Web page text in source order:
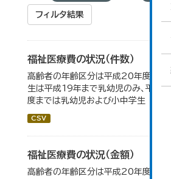
フィルタ結果
福祉医療費の状況（件数）
高齢者の年齢区分は平成20年度から
生は平成19年まで乳幼児のみ、平成
度までは乳幼児および小中学生
CSV
福祉医療費の状況（金額）
高齢者の年齢区分は平成20年度から